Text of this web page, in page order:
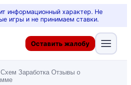
информационный характер. Не
игры и не принимаем ставки.
Оставить жалобу
Заработка Отзывы о